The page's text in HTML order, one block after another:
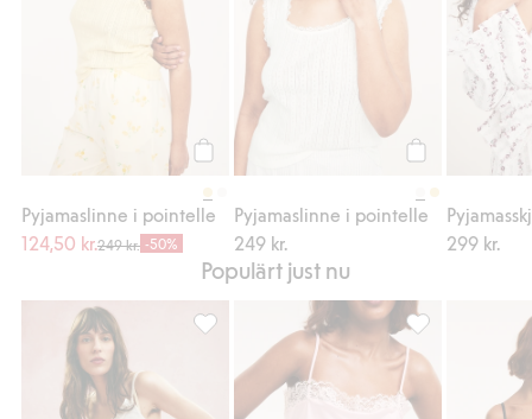
Köp
Pyjamaslinne i pointelle
124,50 kr.249 kr. -50%
Pyjamaslinne i pointelle
249 kr.
299 kr.
Populärt just nu
Cheeky trosor i spets, Lägg till i favoriter
Playsuit i satin,